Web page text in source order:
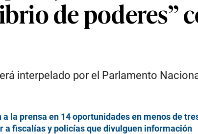
de poderes”
interpelado por el Parlamento
la prensa en 14 oportunidades en menos de
a fiscalías y policías que divulguen información